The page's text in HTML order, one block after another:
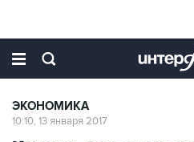
ЭКОНОМИКА
10:10, 13 января 2017